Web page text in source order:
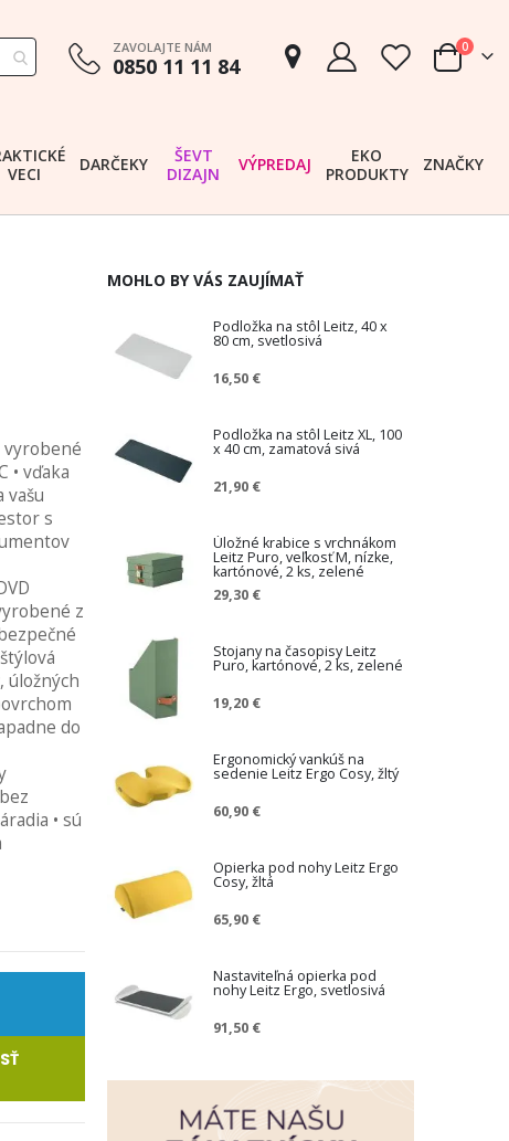
ZAVOLAJTE NÁM
0850 11 11 84 Cart
0
VECI
DARČEKY
ŠEVT
DIZAJN
VÝPREDAJ
EKO
PRODUKTY
ZNAČKY
vyrobené
• vďaka
vašu
s
z
úložných
do
• sú
MOHLO BY VÁS ZAUJÍMAŤ
Podložka na stôl Leitz, 40 x
80 cm, svetlosivá
16,50 €
Podložka na stôl Leitz XL, 100
x 40 cm, zamatová sivá
21,90 €
Úložné krabice s vrchnákom
Leitz Puro, veľkosť M, nízke,
kartónové, 2 ks, zelené
29,30 €
Stojany na časopisy Leitz
Puro, kartónové, 2 ks, zelené
19,20 €
Ergonomický vankúš na
sedenie Leitz Ergo Cosy, žltý
60,90 €
Opierka pod nohy Leitz Ergo
Cosy, žltá
65,90 €
Nastaviteľná opierka pod
nohy Leitz Ergo, svetlosivá
91,50 €